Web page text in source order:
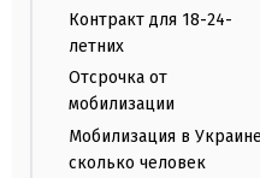
Контракт для 18-24-
летних
Отсрочка от
мобилизации
Мобилизация в
сколько человек